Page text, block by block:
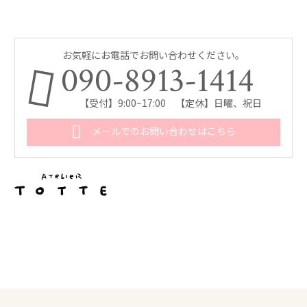
お気軽にお電話でお問い合わせください。
090-8913-1414
【受付】9:00~17:00 【定休】日曜、祝日
メールでのお問い合わせはこちら